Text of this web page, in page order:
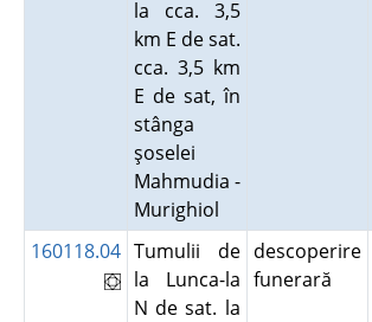
la cca. 3,5
km E de sat.
cca. 3,5 km
E de sat, în
stânga
şoselei
Mahmudia -
Murighiol
160118.04 Tumulii de
la Lunca-la
N de sat. la
descoperire
funerară